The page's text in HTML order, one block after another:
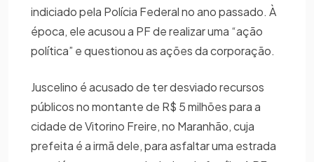
indiciado pela Polícia Federal no ano passado. À
época, ele acusou a PF de realizar uma “ação
política” e questionou as ações da corporação.
Juscelino é acusado de ter desviado recursos
públicos no montante de R$ 5 milhões para a
cidade de Vitorino Freire, no Maranhão, cuja
prefeita é a irmã dele, para asfaltar uma estrada